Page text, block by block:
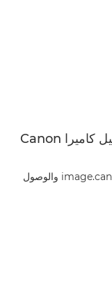
تساعد خدمة image.canon في توصيل كاميرا Canon
يمكنك تحميل كل الصور والأفلام بسلاسة إلى image.canon والوصول